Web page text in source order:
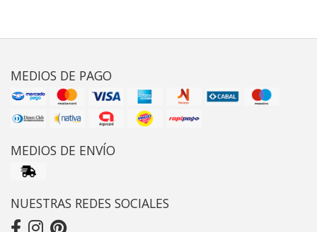
MEDIOS DE PAGO
MEDIOS DE ENVÍO
NUESTRAS REDES SOCIALES